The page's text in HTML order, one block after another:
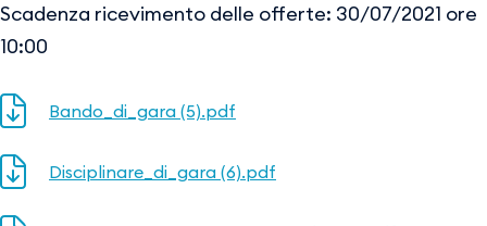
Scadenza ricevimento delle offerte: 30/07/2021 ore
10:00
Bando_di_gara (5).pdf
Disciplinare_di_gara (6).pdf